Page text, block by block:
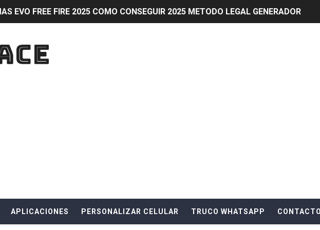
EVO FREE FIRE 2025 COMO CONSEGUIR 2025 METODO LEGAL GENERADOR
en eventos y competiciones de PS Plus simultáneamente
al subir de nivel en Free Fire
APLICACIONES PERSONALIZAR CELULAR TRUCO WHATSAPP CONTACTO